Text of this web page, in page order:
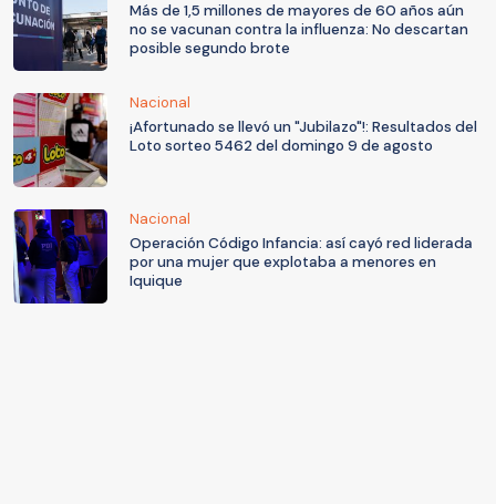
Más de 1,5 millones de mayores de 60 años aún
no se vacunan contra la influenza: No descartan
posible segundo brote
Nacional
¡Afortunado se llevó un "Jubilazo"!: Resultados del
Loto sorteo 5462 del domingo 9 de agosto
Nacional
Operación Código Infancia: así cayó red liderada
por una mujer que explotaba a menores en
Iquique